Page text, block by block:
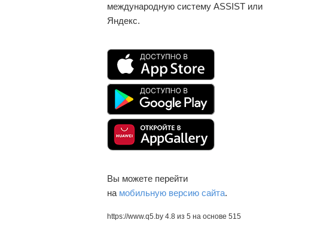
международную систему ASSIST или
Яндекс.
Вы можете перейти
на мобильную версию сайта.
https://www.q5.by 4.8 из 5 на основе 515